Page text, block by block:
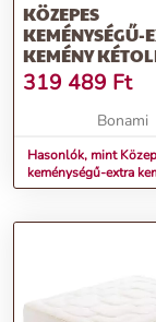
KÖZEPES
KEMÉNYSÉGŰ-
KEMÉNY
HAB MATRAC
CM REGAL
319 489 Ft
Bonami
Hasonlók, mint
keménységű-extra
kétoldalas hab